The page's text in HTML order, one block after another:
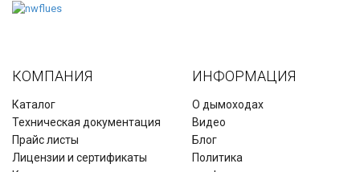
КОМПАНИЯ
Каталог
Техническая документация
Прайс листы
Лицензии и сертификаты
ИНФОРМАЦИЯ
О дымоходах
Видео
Блог
Политика